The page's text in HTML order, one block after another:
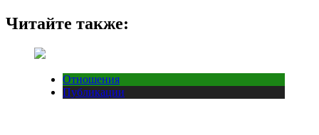
Читайте также:
Отношения
Публикации